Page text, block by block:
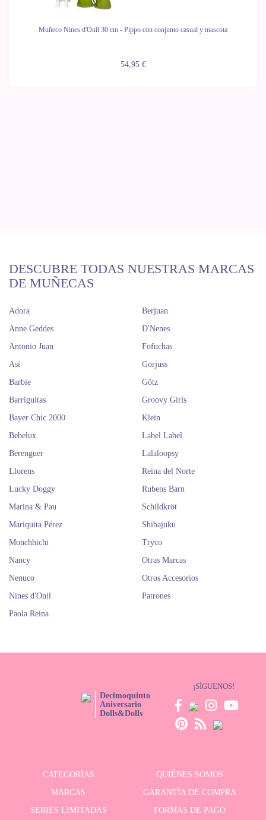
Muñeco Nines d'Onil 30 cm - Pippo con conjunto casual y mascota
54,95 €
DESCUBRE TODAS NUESTRAS MARCAS
DE MUÑECAS
Adora
Anne Geddes
Antonio Juan
Así
Barbie
Barriguitas
Bayer Chic 2000
Bebelux
Berenguer
Berjuan
D'Nenes
Fofuchas
Gorjuss
Götz
Groovy Girls
Klein
Label Label
Lalaloopsy
Llorens
Lucky Doggy
Marina & Pau
Mariquita Pérez
Monchhichi
Nancy
Nenuco
Nines d'Onil
Paola Reina
Reina del Norte
Rubens Barn
Schildkröt
Shibajuku
Tryco
Otras Marcas
Otros Accesorios
Patrones
Decimoquinto
Aniversario
Dolls&Dolls
¡SÍGUENOS!
CATEGORÍAS
QUIÉNES SOMOS
MARCAS
GARANTÍA DE COMPRA
SERIES LIMITADAS
FORMAS DE PAGO